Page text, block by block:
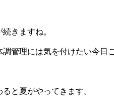
きますね。
管理には気を付けたい今日
と夏がやってきます。